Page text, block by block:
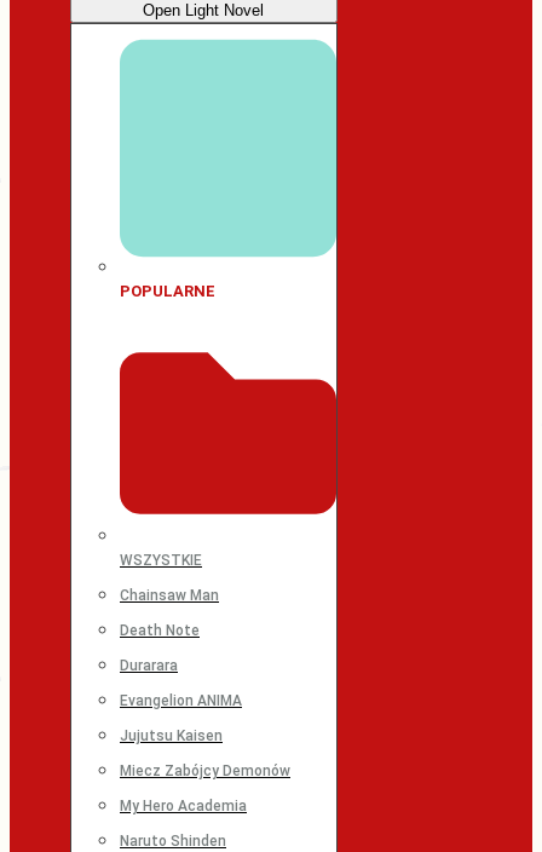
Open Light Novel
POPULARNE
WSZYSTKIE
Chainsaw Man
Death Note
Durarara
Evangelion ANIMA
Jujutsu Kaisen
Miecz Zabójcy Demonów
My Hero Academia
Naruto Shinden